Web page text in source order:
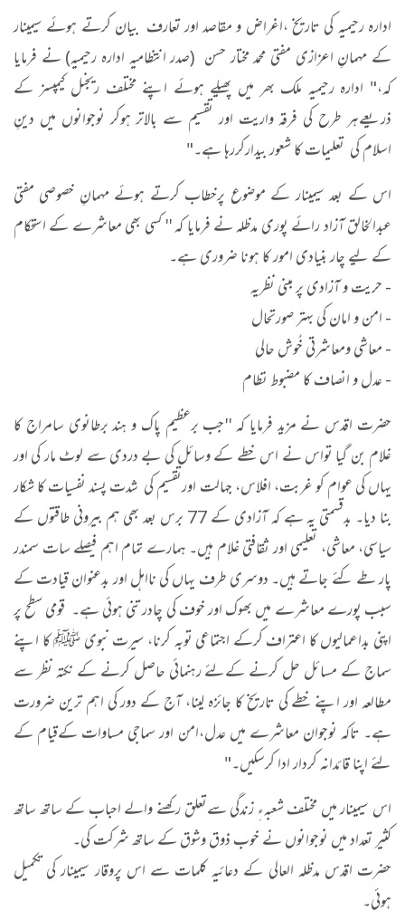
ادارہ رحیمیہ کی تاریخ ،اغراض و مقاصد اور تعارف بیان کرتے ہوئے سیمینار
کے مہمانِ اعزازی مفتی محمد مختار حسن (صدر انتظامیہ ادارہ رحیمیہ) نے فرمایا
کہ،" ادارہ رحیمیہ ملک بھر میں پھیلے ہوئے اپنے مختلف ریجنل کیمپسز کے
ذریعےہر طرح کی فرقہ واریت اور تقسیم سے بالاتر ہوکر نوجوانوں میں دینِ
اسلام کی تعلیمات کا شعور بیدارکررہا ہے۔"
اس کے بعد سیمینار کے موضوع پرخطاب کرتے ہوئے مہمانِ خصوصی مفتی
عبدالخالق آزاد رائے پوری مدظلہ نے فرمایا کہ '' کسی بھی معاشرے کے استحکام
کے لیے چار بنیادی امور کا ہونا ضروری ہے۔
- حریت و آزادی پر مبنی نظریہ
- امن و امان کی بہتر صورتحال
- معاشی ومعاشرتی خُوش حالی
- عدل و انصاف کا مضبوط نظام
حضرت اقدس نے مزید فرمایا کہ ''جب برعظیم پاک و ہند برطانوی سامراج کا
غلام بن گیا تواس نے اس خطے کے وسائل کی بے دردی سے لوٹ مار کی اور
یہاں کی عوام کو غربت، افلاس، جہالت اورتقسیم کی شدت پسند نفسیات کا شکار
بنا دیا۔ بدقسمتی یہ ہے کہ آزادی کے 77 برس بعد بھی ہم بیرونی طاقتوں کے
سیاسی، معاشی، تعلیمی اور ثقافتی غلام ہیں۔ ہمارے تمام اہم فیصلے سات سمندر
پار طے کئے جاتے ہیں۔ دوسری طرف یہاں کی نااہل اور بدعنوان قیادت کے
سبب پورے معاشرے میں بھوک اور خوف کی چادر تنی ہوئی ہے۔ قومی سطح پر
اپنی بداعمالیوں کا اعتراف کرکے اجتماعی توبہ کرنا، سیرت نبوی ﷺ کا اپنے
سماج کے مسائل حل کرنے کےلئے رہنمائی حاصل کرنے کے نکتہ نظر سے
مطالعہ اور اپنے خطے کی تاریخ کا جائزہ لینا، آج کے دور کی اہم ترین ضرورت
ہے۔ تاکہ نوجوان معاشرے میں عدل،امن اور سماجی مساوات کےقیام کے
لئے اپنا قائدانہ کردار ادا کرسکیں۔"
اس سیمینار میں مختلف شعبہءِ زندگی سےتعلق رکھنے والے احباب کے ساتھ ساتھ
کثیر تعداد میں نوجوانوں نے خوب ذوق وشوق کے ساتھ شرکت کی۔
حضرت اقدس مدظلہ العالی کے دعائیہ کلمات سے اس پروقار سیمینار کی تکمیل
ہوئی۔